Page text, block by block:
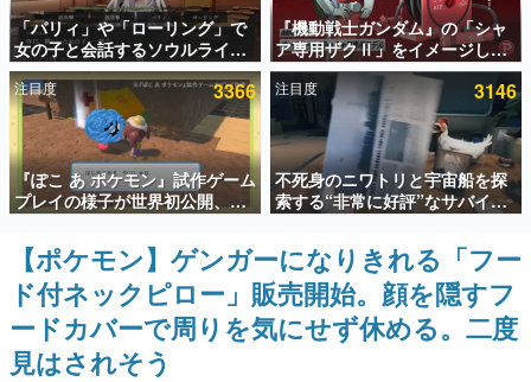
アプリセール情報
インタビュー
連載・特集一覧
殿堂入り記事
SNS拡散数が数千以上！ ページビュー数万以上！ などな
ど。多くの人々に読まれた、電ファミ渾身の“殿堂入り”記
事をまとめました。
ゲームの企画書
名作ゲームクリエイターの方々に製作時のエピソードをお
聞きし、ヒットする企画（ゲーム）とは何か？を探ってい
きます。
赫本
この物語を解いてはいけない。『赫本』は、〈試験問題〉
「パリィ」や「ローリング」で
女の子と会話するソウルライク
恋愛ゲーム『小早川さんはソウ
ルライク』無料公開。返事に失
敗すると「YOU DIED」
『機動戦士ガンダム』の「シャ
ア専用ザクⅡ」をイメージした
散水ホースリールが予約開始。
本体にはシャアのパーソナルマ
ークやジオン公国軍のエンブレ
ム、型式番号などを配置
注目度 3366
『ぽこ あ ポケモン』試作ゲーム
プレイの様子が世界初公開、貴
重な企画書の一部も見れちゃ
う。ゲームフリーク・大森滋氏
が開発秘話を語る動画がゲーム
フリーク公式YouTubeで公開中
注目度 3146
不死身のニワトリと宇宙船を探
索する“非常に好評”なサバイバ
ルゲーム『Breathedge』が無
料で配布中。入手できる期間は8
月10日まで
【ポケモン】ゲンガーになりきれる「フー
ド付ネックピロー」販売開始。顔を隠すフ
ードカバーで周りを気にせず休める。二度
見はされそう